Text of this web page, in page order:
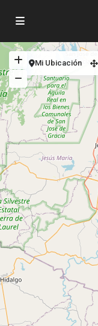
Mi Ubicación